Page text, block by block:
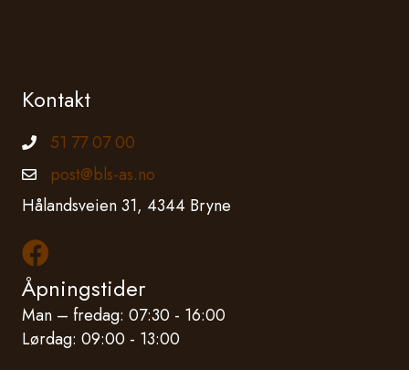
Kontakt
Telefonnummer
51 77 07 00
Epostadresse
post@bls-as.no
Hålandsveien 31, 4344 Bryne
Les mer om oss på Facebook
Åpningstider
Man – fredag: 07:30 - 16:00
Lørdag: 09:00 - 13:00